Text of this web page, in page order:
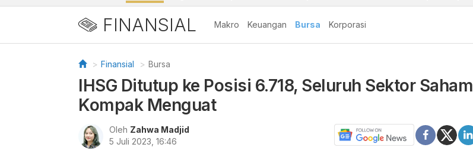
FINANSIAL Makro Keuangan Bursa Korporasi
Finansial Bursa
IHSG Ditutup ke Posisi 6.718, Seluruh Sektor Saham
Kompak Menguat
Oleh Zahwa Madjid
5 Juli 2023, 16:46